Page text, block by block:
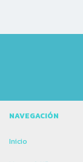
NAVEGACIÓN
Inicio